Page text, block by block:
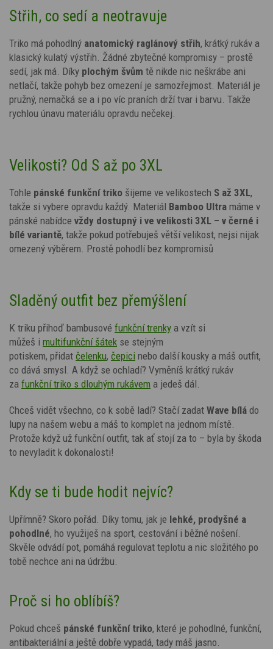
Střih, co sedí a neotravuje
Triko má pohodlný anatomický raglánový střih, krátký rukáv a
klasický kulatý výstřih. Žádné zbytečné kompromisy – prostě
sedí, jak má. Díky plochým švům tě nikde nic neškrábe ani
netlačí, takže pohyb bez omezení je samozřejmost. Materiál je
pružný, nemačká se a i po víc praních drží tvar i barvu. Takže
rychlou únavu materiálu opravdu nečekej.
Velikosti? Od S až po 3XL
Tohle pánské funkční triko šijeme ve velikostech S až 3XL,
takže si vybere opravdu každý. Materiál Bamboo Ultra máme v
pánské nabídce vždy dostupný i ve velikosti 3XL – v černé i
bílé variantě, takže pokud potřebuješ větší velikost, nejsi nijak
omezený výběrem. Prostě pohodlí bez kompromisů
Sladěný outfit bez přemýšlení
K triku přihoď bambusové funkční trenky a vzít si
můžeš i multifunkční šátek se stejným
potiskem, přidat čelenku, čepici nebo další kousky a máš outfit,
co dává smysl. A když se ochladí? Vyměníš krátký rukáv
za funkční triko s dlouhým rukávem a jedeš dál.
Chceš vidět všechno, co k sobě ladí? Stačí zadat Wave bílá do
lupy na našem webu a máš to komplet na jednom místě.
Protože když už funkční outfit, tak ať stojí za to – byla by škoda
to nevyladit k dokonalosti!
Kdy se ti bude hodit nejvíc?
Upřímně? Skoro pořád. Díky tomu, jak je lehké, prodyšné a
pohodlné, ho využiješ na sport, cestování i běžné nošení.
Skvěle odvádí pot, pomáhá regulovat teplotu a nic složitého po
tobě nechce ani na údržbu.
Proč si ho oblíbíš?
Pokud chceš pánské funkční triko, které je pohodlné, funkční,
antibakteriální a ještě dobře vypadá, tady máš jasno.